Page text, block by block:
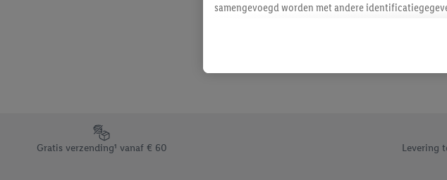
Footerelement met de verschillende USPs van Lidl.be
Gratis verzending¹ vanaf € 60
Levering
samengevoegd worden met andere
Als u hiermee akkoord gaat, kunnen advertenties in
u interesse hebt getoond (bijvoorbeeld door het
niet te kopen), ook op verschillende apparaten en
Onder “Aanpassen” kunt u individuele doeleinden
Door op “weigeren” te klikken, kunt u alleen het
“aanvaarden” te klikken, stemt u in met alle